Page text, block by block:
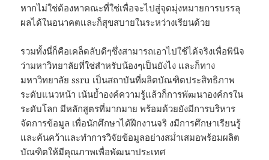
หากไม่ใช่ต้องหาคณะที่ใช่เพื่อจะไปสู่จุดมุ่งหมายการบรรลุ
ผลได้ในอนาคตและก็สุขสบายในระหว่างเรียนด้วย
รวมทั้งนี่ก็คือเคล็ดลับดีๆซึ่งสามารถเอาไปใช้ได้จริงเพื่อพินิจ
ว่ามหาวิทยาลัยที่ใช่สำหรับน้องๆเป็นยังไง และก็ทาง
มหาวิทยาลัย ssru เป็นสถาบันที่ผลิตบัณฑิตประสิทธิภาพ
ระดับแนวหน้า เน้นย้ำองค์ความรู้แล้วก็การพัฒนาองค์กรใน
ระดับโลก มีหลักสูตรที่มากมาย พร้อมด้วยยังมีการบริหาร
จัดการข้อมูล เพื่อนักศึกษาได้ฝึกงานจริ งมีการศึกษาเรียนรู้
และค้นคว้าและทำการวิจัยข้อมูลอย่างสม่ำเสมอพร้อมผลิต
บัณฑิตให้มีคุณภาพเพื่อพัฒนาประเทศ